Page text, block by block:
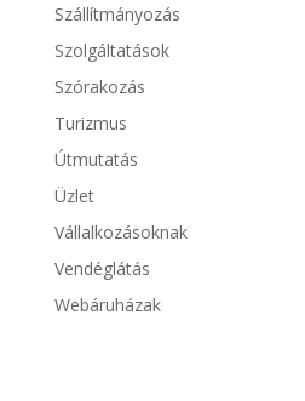
Szállítmányozás
Szolgáltatások
Szórakozás
Turizmus
Útmutatás
Üzlet
Vállalkozásoknak
Vendéglátás
Webáruházak